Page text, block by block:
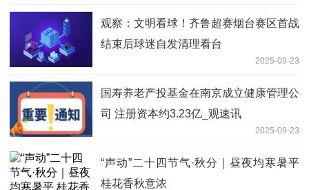
观察：文明看球！齐鲁超赛烟台赛区首战
结束后球迷自发清理看台
2025-09-23
国寿养老产投基金在南京成立健康管理公
司 注册资本约3.23亿_观速讯
2025-09-23
“声动”二十四节气·秋分｜昼夜均寒暑平
桂花香秋意浓